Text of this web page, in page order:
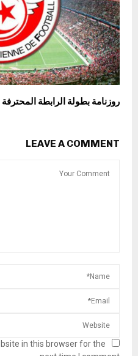
روزنامة بطولة الرابطة
LEAVE A COMMENT
in this browser for the